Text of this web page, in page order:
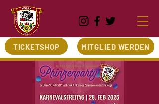
TICKETSHOP MITGLIED WERDEN